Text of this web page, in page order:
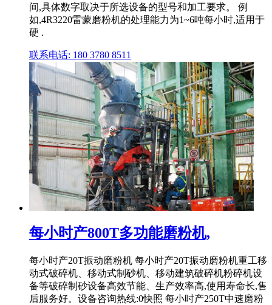
间,具体数字取决于所选设备的型号和加工要求。 例
如,4R3220雷蒙磨粉机的处理能力为1~6吨每小时,适用于
硬 .
联系电话: 180 3780 8511
每小时产800T多功能磨粉机,
每小时产20T振动磨粉机 每小时产20T振动磨粉机重工移
动式破碎机、移动式制砂机、移动建筑破碎机粉碎机设
备等破碎制砂设备高效节能、生产效率高,使用寿命长,售
后服务好。设备咨询热线:0快照 每小时产250T中速磨粉